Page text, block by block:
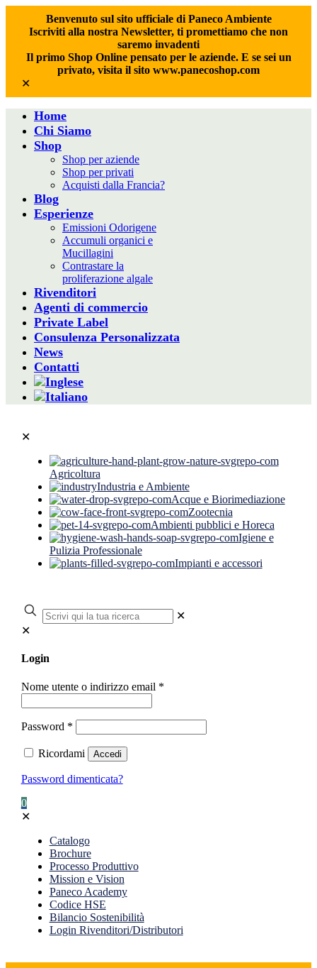
Benvenuto sul sito ufficiale di Paneco Ambiente
Iscriviti alla nostra Newsletter, ti promettiamo che non
saremo invadenti
Il primo Shop Online pensato per le aziende. E se sei un
privato, visita il sito www.panecoshop.com
✕
Home
Chi Siamo
Shop
Shop per aziende
Shop per privati
Acquisti dalla Francia?
Blog
Esperienze
Emissioni Odorigene
Accumuli organici e
Mucillagini
Contrastare la
proliferazione algale
Rivenditori
Agenti di commercio
Private Label
Consulenza Personalizzata
News
Contatti
✕
Agricoltura
Industria e Ambiente
Acque e Biorimediazione
Zootecnia
Ambienti pubblici e Horeca
Igiene e
Pulizia Professionale
Impianti e accessori
✕
✕
Login
Nome utente o indirizzo email *
Password *
Ricordami Accedi
Password dimenticata?
0
✕
Catalogo
Brochure
Processo Produttivo
Mission e Vision
Paneco Academy
Codice HSE
Bilancio Sostenibilità
Login Rivenditori/Distributori